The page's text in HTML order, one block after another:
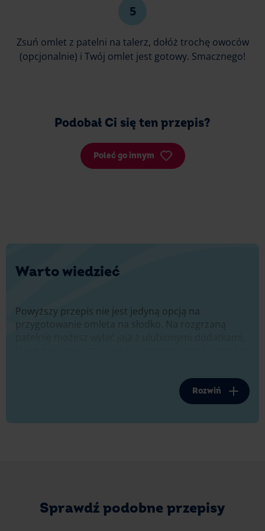
Zsuń omlet z patelni na talerz, dołóż trochę owoców
(opcjonalnie) i Twój omlet jest gotowy. Smacznego!
Podobał Ci się ten przepis?
Poleć go innym
Warto wiedzieć
Powyższy przepis nie jest jedyną opcją na
przygotowanie omleta na słodko. Na rozgrzaną
i wzbogacić nawet po zdjęciu z patelni. Sprawdź kilka
była jeszcze bardziej wyczuwalna, zamiast dodawać
ją do jajek, możesz posypać nią wierzch usmażonej
Rozwiń
Sprawdź podobne przepisy